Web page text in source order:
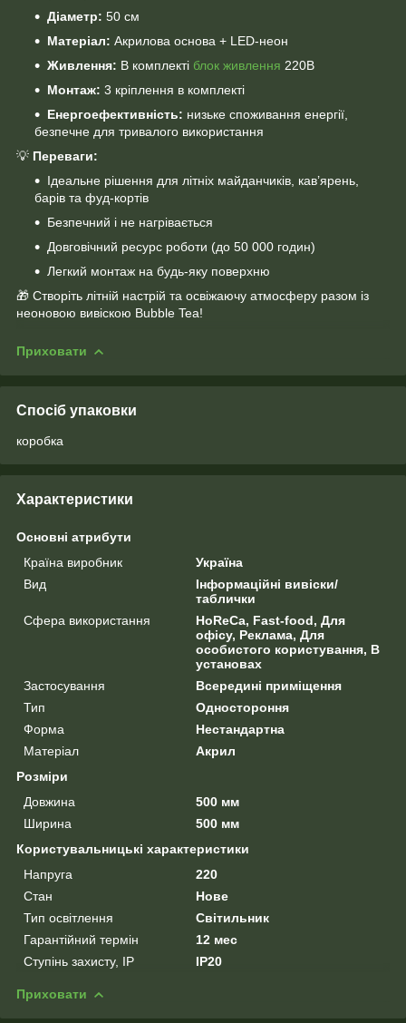
Діаметр: 50 см
Матеріал: Акрилова основа + LED-неон
Живлення: В комплекті блок живлення 220В
Монтаж: 3 кріплення в комплекті
Енергоефективність: низьке споживання енергії,
безпечне для тривалого використання
💡 Переваги:
Ідеальне рішення для літніх майданчиків, кав’ярень,
барів та фуд-кортів
Безпечний і не нагрівається
Довговічний ресурс роботи (до 50 000 годин)
Легкий монтаж на будь-яку поверхню
🎁 Створіть літній настрій та освіжаючу атмосферу разом із
неоновою вивіскою Bubble Tea!
Приховати
Спосіб упаковки
коробка
Характеристики
Основні атрибути
Країна виробник
Україна
Вид
Інформаційні вивіски/
таблички
Сфера використання
HoReCa, Fast-food, Для
офісу, Реклама, Для
особистого користування, В
установах
Застосування
Всередині приміщення
Тип
Одностороння
Форма
Нестандартна
Матеріал
Акрил
Розміри
Довжина
500 мм
Ширина
500 мм
Користувальницькі характеристики
Напруга
220
Стан
Нове
Тип освітлення
Світильник
Гарантійний термін
12 мес
Ступінь захисту, IP
IP20
Приховати